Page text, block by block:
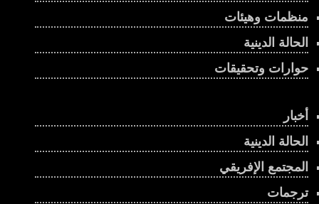
منظمات وهيئات
الحالة الدينية
حوارات وتحقيقات
أخبار
الحالة الدينية
المجتمع الإفريقي
ترجمات